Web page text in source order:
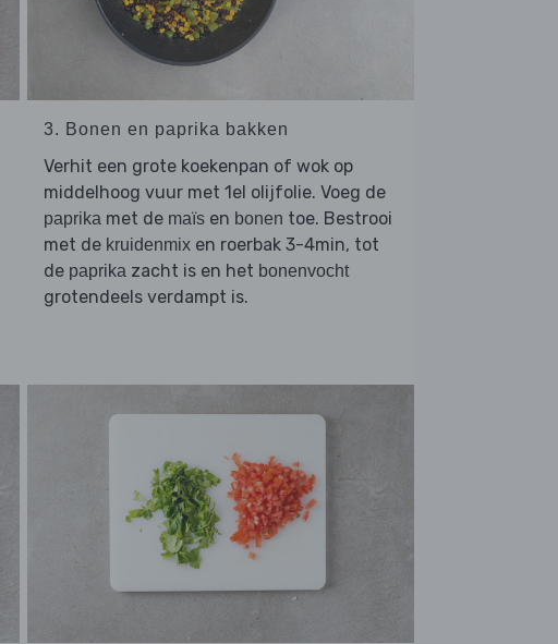
3. Bonen en paprika bakken
Verhit een grote koekenpan of wok op
middelhoog vuur met 1el olijfolie. Voeg de
paprika met de maïs en bonen toe. Bestrooi
met de kruidenmix en roerbak 3-4min, tot
de paprika zacht is en het bonenvocht
grotendeels verdampt is.